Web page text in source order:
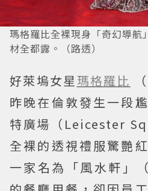
瑪格羅比全裸現身「奇幻導航
材全都露。（路透）
好萊塢女星 瑪格羅比
昨晚在倫敦發生一段
特廣場（Leicester
全裸的透視禮服驚艷
一家名為「風水軒」